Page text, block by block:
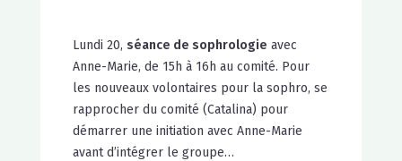
Lundi 20, séance de sophrologie avec
Anne-Marie, de 15h à 16h au comité. Pour
les nouveaux volontaires pour la sophro, se
rapprocher du comité (Catalina) pour
démarrer une initiation avec Anne-Marie
avant d’intégrer le groupe…